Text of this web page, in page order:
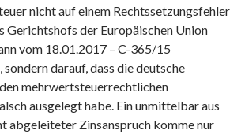
nicht auf einem Rechtssetzungsfehler
Gerichtshofs der Europäischen Union
vom 18.01.2017 – C-365/15
darauf, dass die deutsche
mehrwertsteuerrechtlichen
ausgelegt habe. Ein unmittelbar aus
abgeleiteter Zinsanspruch komme nur